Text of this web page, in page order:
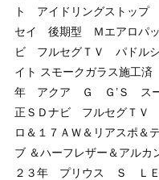
ト アイドリングストップ
セイ 後期型 Ｍエアロパ
ビ フルセグＴＶ パドル
イト スモークガラス施工
年 アクア Ｇ Ｇ’Ｓ ス
正ＳＤナビ フルセグＴＶ
ロ＆１７ＡＷ＆リアスポ＆
ブ ＆ハーフレザー＆アルカ
２３年 プリウス Ｓ Ｌ